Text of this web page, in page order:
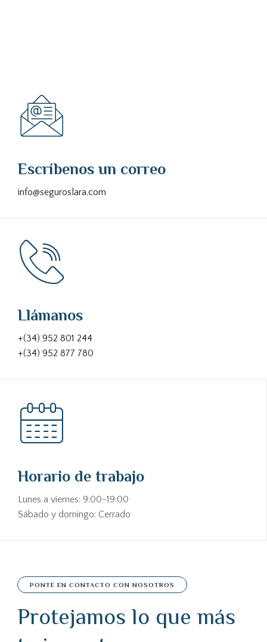
Escríbenos un correo
info@seguroslara.com
Llámanos
+(34) 952 801 244
+(34) 952 877 780
Horario de trabajo
Lunes a viernes: 9:00-19:00
Sábado y domingo: Cerrado
PONTE EN CONTACTO CON NOSOTROS
Protejamos lo que más